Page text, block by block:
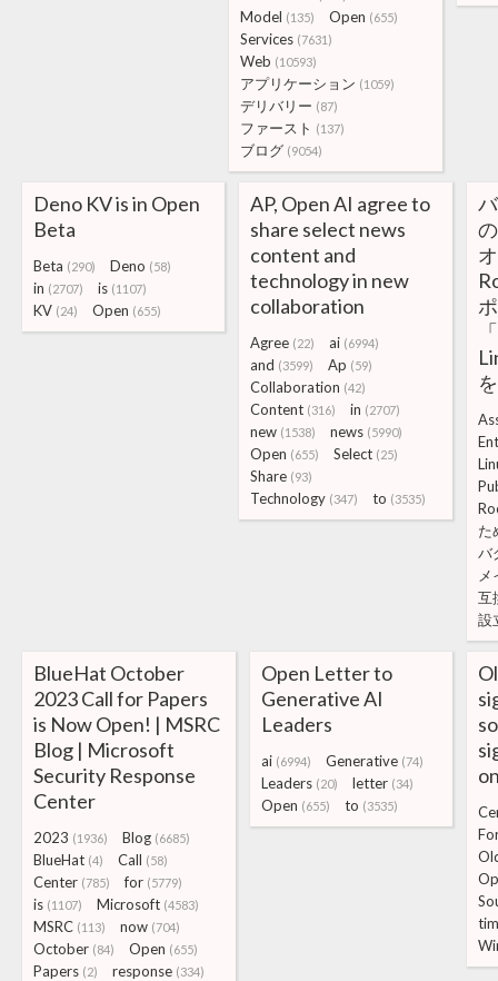
Model (135) Open (655)
Services (7631)
Web (10593)
アプリケーション (1059)
デリバリー (87)
ファースト (137)
ブログ (9054)
Deno KV is in Open
Beta
Beta (290) Deno (58)
in (2707) is (1107)
KV (24) Open (655)
AP, Open AI agree to
share select news
content and
technology in new
collaboration
Agree (22) ai (6994)
and (3599) Ap (59)
Collaboration (42)
Content (316) in (2707)
new (1538) news (5990)
Open (655) Select (25)
Share (93)
Technology (347) to (3535)
た
バ
互
設
BlueHat October
2023 Call for Papers
is Now Open! | MSRC
Blog | Microsoft
Security Response
Center
2023 (1936) Blog (6685)
BlueHat (4) Call (58)
Center (785) for (5779)
is (1107) Microsoft (4583)
MSRC (113) now (704)
October (84) Open (655)
Papers (2) response (334)
Open Letter to
Generative AI
Leaders
ai (6994) Generative (74)
Leaders (20) letter (34)
Open (655) to (3535)